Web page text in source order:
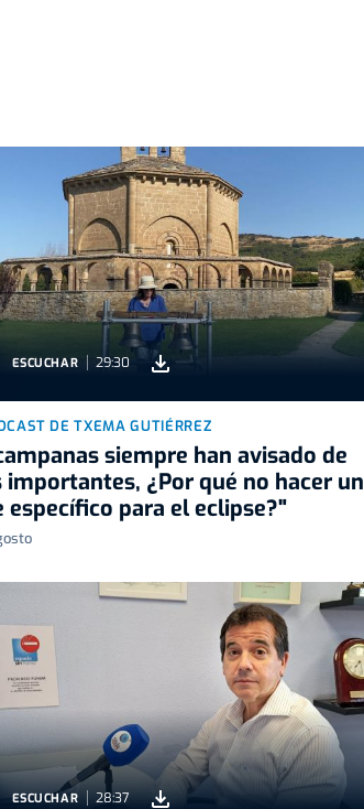
ESCUCHAR 29:30
DE TXEMA GUTIÉRREZ
siempre han avisado de
importantes, ¿Por qué no hacer un
específico para el eclipse?"
ESCUCHAR 28:37